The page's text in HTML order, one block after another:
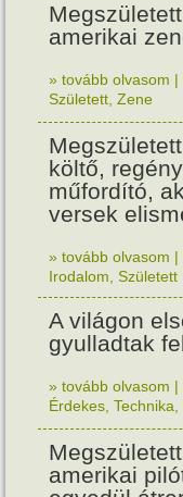
amerikai
» tovább olvasom |
Született Zene
költő,
műfordító,
versek
» tovább olvasom |
Irodalom Született
A világon
gyulladtak
» tovább olvasom |
Érdekes Technika
amerikai